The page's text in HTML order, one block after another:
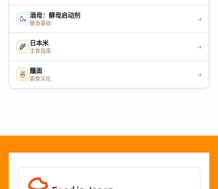
🍶 酒母：酵母启动剂
酿造基础
→
🌾 日本米
主食指南
→
🍜 蘸面
面食文化
→